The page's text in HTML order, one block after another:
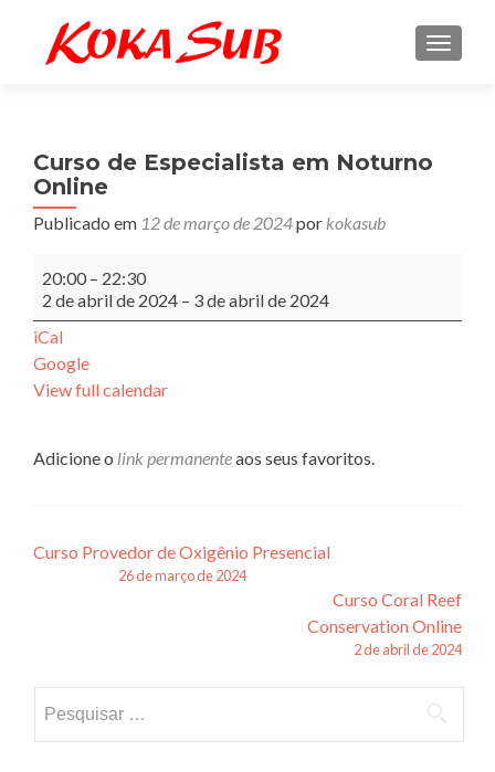
Curso de Especialista em Noturno
Online
Publicado em 12 de março de 2024por kokasub
de
Especialista
em
Online
20:00 – 22:30
2 de abril de 2024 – 3 de abril de 2024
iCal
Google
View full calendar
Adicione o link permanenteaos seus favoritos.
Navegação
Curso Provedor de Oxigênio Presencial
26 de março de 2024
Curso Coral Reef
Conservation Online
2 de abril de 2024
por: